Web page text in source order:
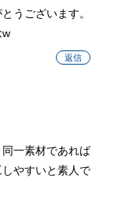
うございます。
w
返信
一素材であれば
やすいと素人で